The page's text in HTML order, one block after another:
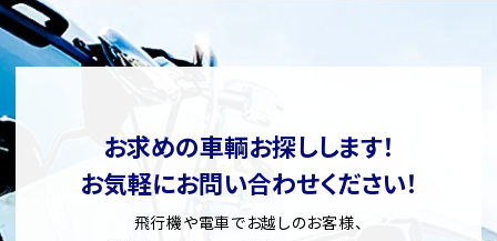
お求めの車輌お探しします！
お気軽にお問い合わせください！
飛行機や電車でお越しのお客様、